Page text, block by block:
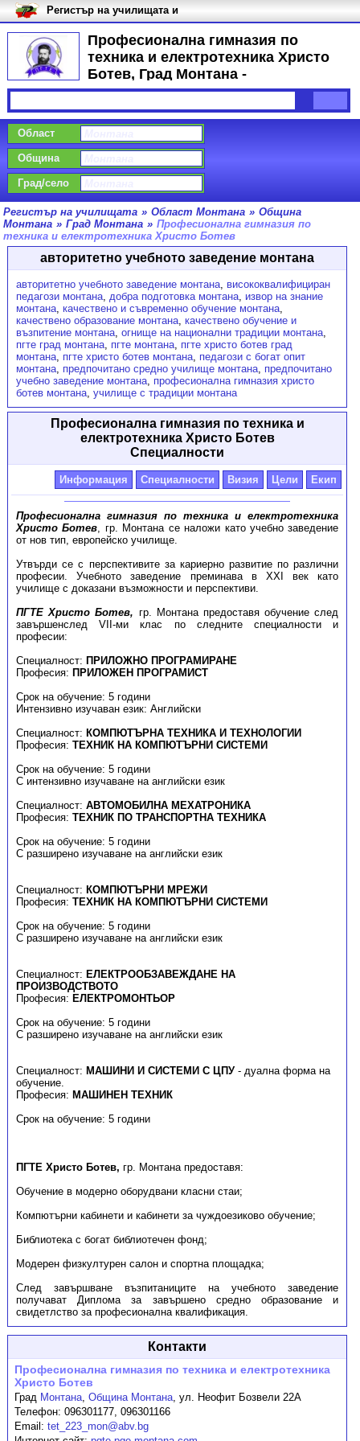
Професионална гимназия по
техника и електротехника Христо
Ботев, Град Монтана -
Специалности
Регистър на училищата и
университетите в България
Област
Община
Град/село
Регистър на училищата » Област Монтана » Община
Монтана » Град Монтана » Професионална гимназия по
техника и електротехника Христо Ботев
авторитетно учебното заведение монтана
авторитетно учебното заведение монтана, висококвалифициран
педагози монтана, добра подготовка монтана, извор на знание
монтана, качествено и съвременно обучение монтана,
качествено образование монтана, качествено обучение и
възпитение монтана, огнище на национални традиции монтана,
пгте град монтана, пгте монтана, пгте христо ботев град
монтана, пгте христо ботев монтана, педагози с богат опит
монтана, предпочитано средно училище монтана, предпочитано
учебно заведение монтана, професионална гимназия христо
ботев монтана, училище с традиции монтана
Професионална гимназия по техника и
електротехника Христо Ботев
Специалности
Информация Специалности Визия Цели Екип
Професионална гимназия по техника и електротехника
Христо Ботев, гр. Монтана се наложи като учебно заведение
от нов тип, европейско училище.
Утвърди се с перспективите за кариерно развитие по различни
професии. Учебното заведение преминава в ХХІ век като
училище с доказани възможности и перспективи.
ПГТЕ Христо Ботев, гр. Монтана предоставя обучение след
завършенслед VІІ-ми клас по следните специалности и
професии:
Специалност: ПРИЛОЖНО ПРОГРАМИРАНЕ
Професия: ПРИЛОЖЕН ПРОГРАМИСТ
Срок на обучение: 5 години
Интензивно изучаван език: Английски
Специалност: КОМПЮТЪРНА ТЕХНИКА И ТЕХНОЛОГИИ
Професия: ТЕХНИК НА КОМПЮТЪРНИ СИСТЕМИ
Срок на обучение: 5 години
С интензивно изучаване на английски език
Специалност: АВТОМОБИЛНА МЕХАТРОНИКА
Професия: ТЕХНИК ПО ТРАНСПОРТНА ТЕХНИКА
Срок на обучение: 5 години
С разширено изучаване на английски език
Специалност: КОМПЮТЪРНИ МРЕЖИ
Професия: ТЕХНИК НА КОМПЮТЪРНИ СИСТЕМИ
Срок на обучение: 5 години
С разширено изучаване на английски език
Специалност: ЕЛЕКТРООБЗАВЕЖДАНЕ НА
ПРОИЗВОДСТВОТО
Професия: ЕЛЕКТРОМОНТЬОР
Срок на обучение: 5 години
С разширено изучаване на английски език
Специалност: МАШИНИ И СИСТЕМИ С ЦПУ- дуална форма на
обучение.
Професия: МАШИНЕН ТЕХНИК
Срок на обучение: 5 години
ПГТЕ Христо Ботев, гр. Монтана предоставя:
Обучение в модерно оборудвани класни стаи;
Компютърни кабинети и кабинети за чуждоезиково обучение;
Библиотека с богат библиотечен фонд;
Модерен физкултурен салон и спортна площадка;
След завършване възпитаниците на учебното заведение
получават Диплома за завършено средно образование и
свидетлство за професионална квалификация.
Контакти
Професионална гимназия по техника и електротехника
Христо Ботев
Град Монтана,Община Монтана,ул. Неофит Бозвели 22А
Телефон:096301177, 096301166
Email:tet_223_mon@abv.bg